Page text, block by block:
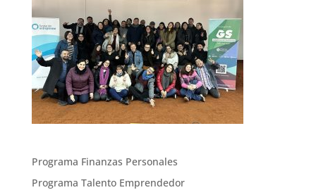
Programa Finanzas Personales
Programa Talento Emprendedor